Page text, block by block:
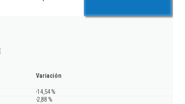
Variación
-14,54 %
-2,88 %